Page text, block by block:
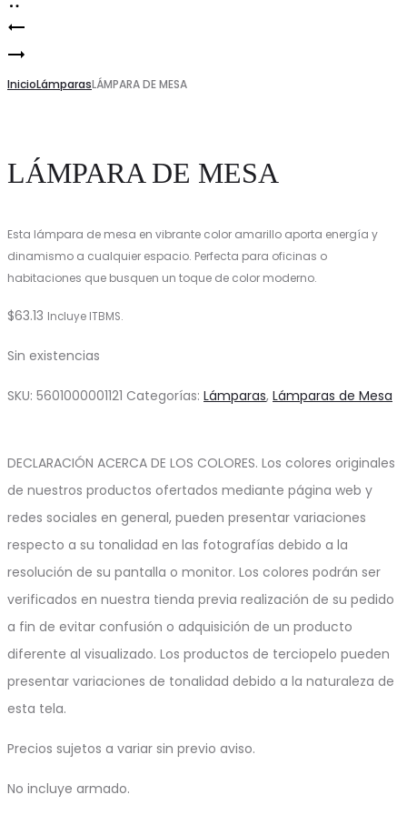
Product
navigation
Pedestal
Mesa
de
Aitana
InicioLámparasLÁMPARA DE MESA
LÁMPARA DE MESA
Esta lámpara de mesa en vibrante color amarillo aporta energía y
dinamismo a cualquier espacio. Perfecta para oficinas o
habitaciones que busquen un toque de color moderno.
$63.13 Incluye ITBMS.
Sin existencias
SKU: 5601000001121 Categorías: Lámparas, Lámparas de Mesa
DECLARACIÓN ACERCA DE LOS COLORES. Los colores originales
de nuestros productos ofertados mediante página web y
redes sociales en general, pueden presentar variaciones
respecto a su tonalidad en las fotografías debido a la
resolución de su pantalla o monitor. Los colores podrán ser
verificados en nuestra tienda previa realización de su pedido
a fin de evitar confusión o adquisición de un producto
diferente al visualizado. Los productos de terciopelo pueden
presentar variaciones de tonalidad debido a la naturaleza de
esta tela.
Precios sujetos a variar sin previo aviso.
No incluye armado.